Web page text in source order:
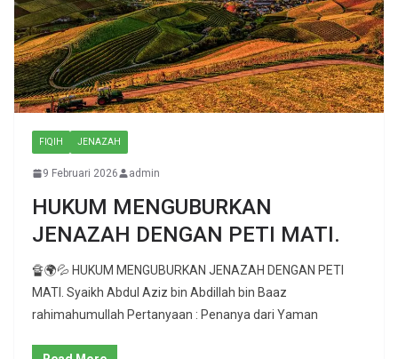
FIQIH JENAZAH
9 Februari 2026 admin
HUKUM MENGUBURKAN
JENAZAH DENGAN PETI MATI.
🔏🌍💦 HUKUM MENGUBURKAN JENAZAH DENGAN PETI
MATI. Syaikh Abdul Aziz bin Abdillah bin Baaz
rahimahumullah Pertanyaan : Penanya dari Yaman